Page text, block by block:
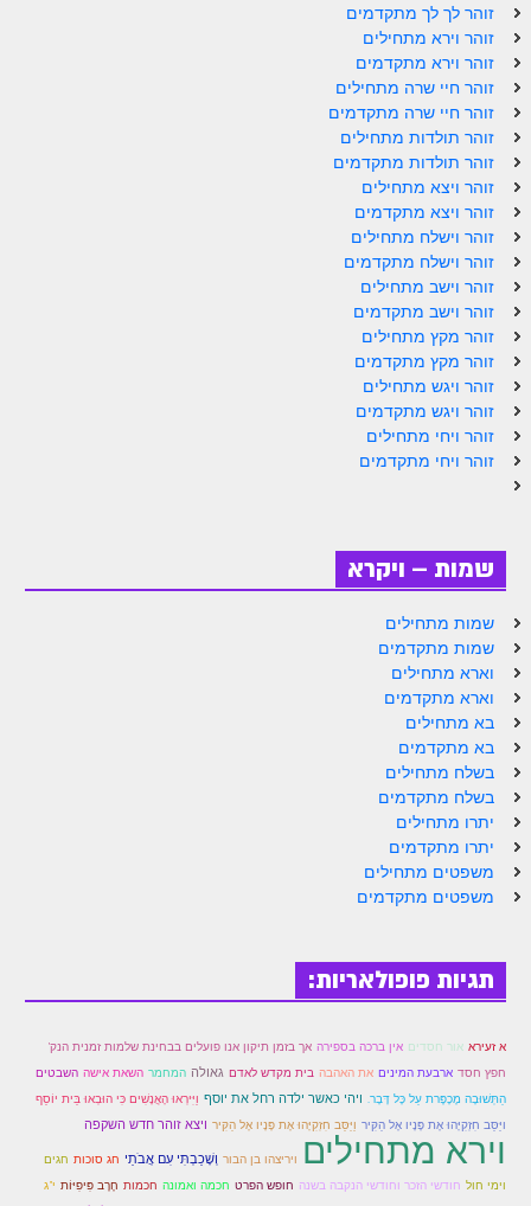
ספר הזוהר חיי שרה מתחילים
ספר הזוהר חיי שרה מתקדמים
ספר הזוהר תולדות מתחילים
ספר הזוהר ויצא מתחילים
ספר הזוהר ויצא מתקדמים
ספר הזוהר וישלח מתחילים
הזוהר הקדוש וישלח מתקדמים
הזוהר הקדוש וישב מתחילים
הזוהר הקדוש וישב מתקדמים
הזוהר הקדוש מקץ מתחילים
הזוהר הקדוש ויגש מתקדמים
הזוהר הקדוש ויחי מתחילים
הזוהר הקדוש ויחי מתקדמים
ספר הזוהר – שמות
הזוהר הקדוש שמות מתחילים
הזוהר הקדוש שמות מתקדמים
הזוהר הקדוש וארא מתחילים
הזוהר הקדוש וארא מתקדמים
הזוהר הקדוש בא מתקדמים
הזוהר הקדוש בשלח מתקדמים
הזוהר הקדוש יתרו מתקדמים
זוהר לך לך מתקדמים
זוהר וירא מתחילים
זוהר וירא מתקדמים
זוהר חיי שרה מתחילים
זוהר חיי שרה מתקדמים
זוהר תולדות מתחילים
זוהר תולדות מתקדמים
זוהר ויצא מתחילים
זוהר ויצא מתקדמים
זוהר וישלח מתחילים
זוהר וישלח מתקדמים
זוהר וישב מתחילים
זוהר וישב מתקדמים
זוהר מקץ מתחילים
זוהר מקץ מתקדמים
זוהר ויגש מתחילים
זוהר ויגש מתקדמים
זוהר ויחי מתחילים
זוהר ויחי מתקדמים
שמות – ויקרא
שמות מתחילים
שמות מתקדמים
וארא מתחילים
וארא מתקדמים
בא מתחילים
בא מתקדמים
בשלח מתחילים
בשלח מתקדמים
יתרו מתחילים
יתרו מתקדמים
משפטים מתחילים
משפטים מתקדמים
תגיות פופולאריות:
א זעירא אור חסדים אין ברכה בספירה אך בזמן תיקון אנו פועלים בבחינת שלמות זמנית הנק'
חפץ חסד ארבעת המינים את האהבה בית מקדש לאדם גאולה המחמר השאת אישה השבטים
הַתְּשׁוּבָה מֶכָפֶּרת עַל כָּל דָּבָר. ויהי כאשר ילדה רחל את יוסף וַיִּירְאוּ הָאֲנָשִׁים כִּי הוּבְאוּ בֵּית יוֹסֵף
ויַּסֵּב חִזְקִיָּהוּ אֶת פָּנָיו אֶל הַקִּיר וַיַּסֵּב חִזְקִיָּהוּ אֶת פָּנָיו אֶל הַקִּיר ויצא זוהר חדש השקפה
וירא מתחילים ויריצהו בן הבור וְשָׁכַבְתִּי עִם אֲבֹתַי חג סוכות חגים
וימי חול חודשי הזכר וחודשי הנקבה בשנה חופש הפרט חכמה ואמונה חכמות חֶרֶב פִּיפִיּוֹת י"ג